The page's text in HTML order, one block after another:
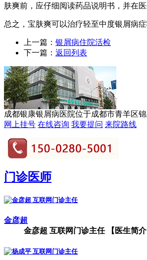
肤爽前，应仔细阅读药品说明书，并在
总之，宝肤爽可以治疗轻至中度银屑病
上一篇： 银屑病住院活检
下一篇： 返回列表
成都银康银屑病医院位于成都市青羊区
网上挂号 在线咨询 我要提问 来院路线
门诊医师
金彦超
金彦超 互联网门诊主任 【医生简